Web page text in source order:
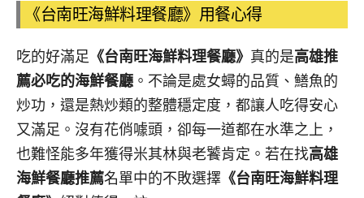
《台南旺海鮮料理餐廳》用餐心得
吃的好滿足 《台南旺海鮮料理餐廳》 真的是高雄推
薦必吃的海鮮餐廳 。不論是處女蟳的品質、鱔魚的
炒功，還是熱炒類的整體穩定度，都讓人吃得安心
又滿足。沒有花俏噱頭，卻每一道都在水準之上，
也難怪能多年獲得米其林與老饕肯定。若在找高雄
海鮮餐廳推薦名單中的不敗選擇 《台南旺海鮮料理